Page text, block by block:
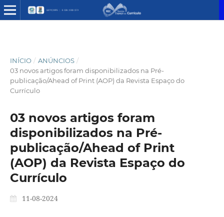
INÍCIO / ANÚNCIOS /
03 novos artigos foram disponibilizados na Pré-
publicação/Ahead of Print (AOP) da Revista Espaço do
Currículo
03 novos artigos foram
disponibilizados na Pré-
publicação/Ahead of Print
(AOP) da Revista Espaço do
Currículo
11-08-2024